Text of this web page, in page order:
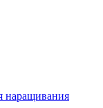
наращивания